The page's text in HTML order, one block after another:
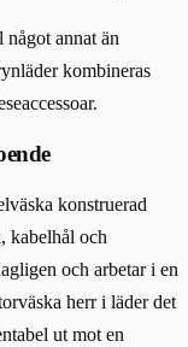
annat än
kombineras
konstruerad
kabelhål och
och arbetar i en
herr i läder det
ut mot en